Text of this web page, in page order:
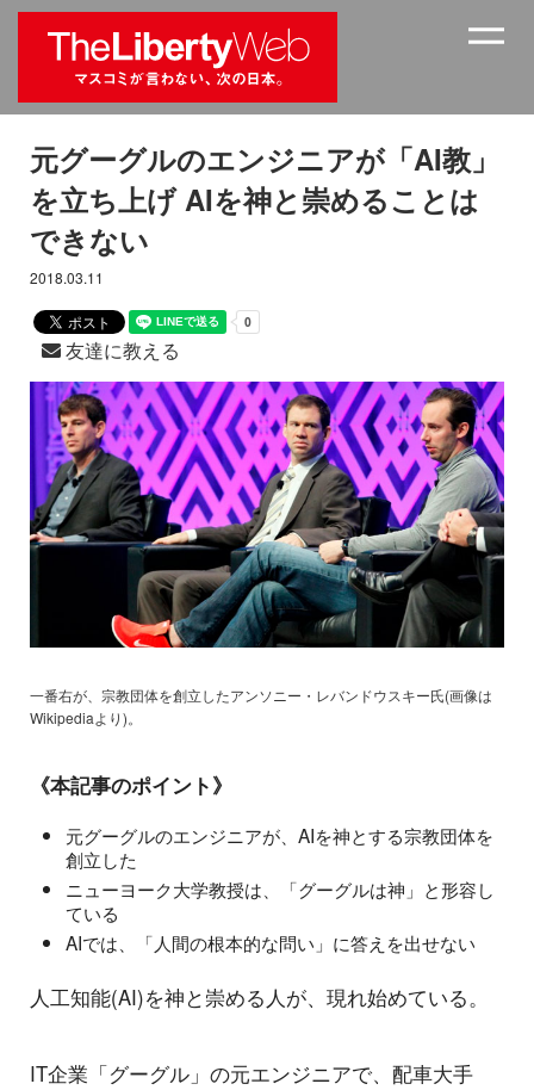
元グーグルのエンジニアが「AI教」
を立ち上げ AIを神と崇めることは
できない
2018.03.11
友達に教える
一番右が、宗教団体を創立したアンソニー・レバンドウスキー氏(画像は
Wikipediaより)。
《本記事のポイント》
元グーグルのエンジニアが、AIを神とする宗教団体を
創立した
ニューヨーク大学教授は、「グーグルは神」と形容し
ている
AIでは、「人間の根本的な問い」に答えを出せない
人工知能(AI)を神と崇める人が、現れ始めている。
IT企業「グーグル」の元エンジニアで、配車大手